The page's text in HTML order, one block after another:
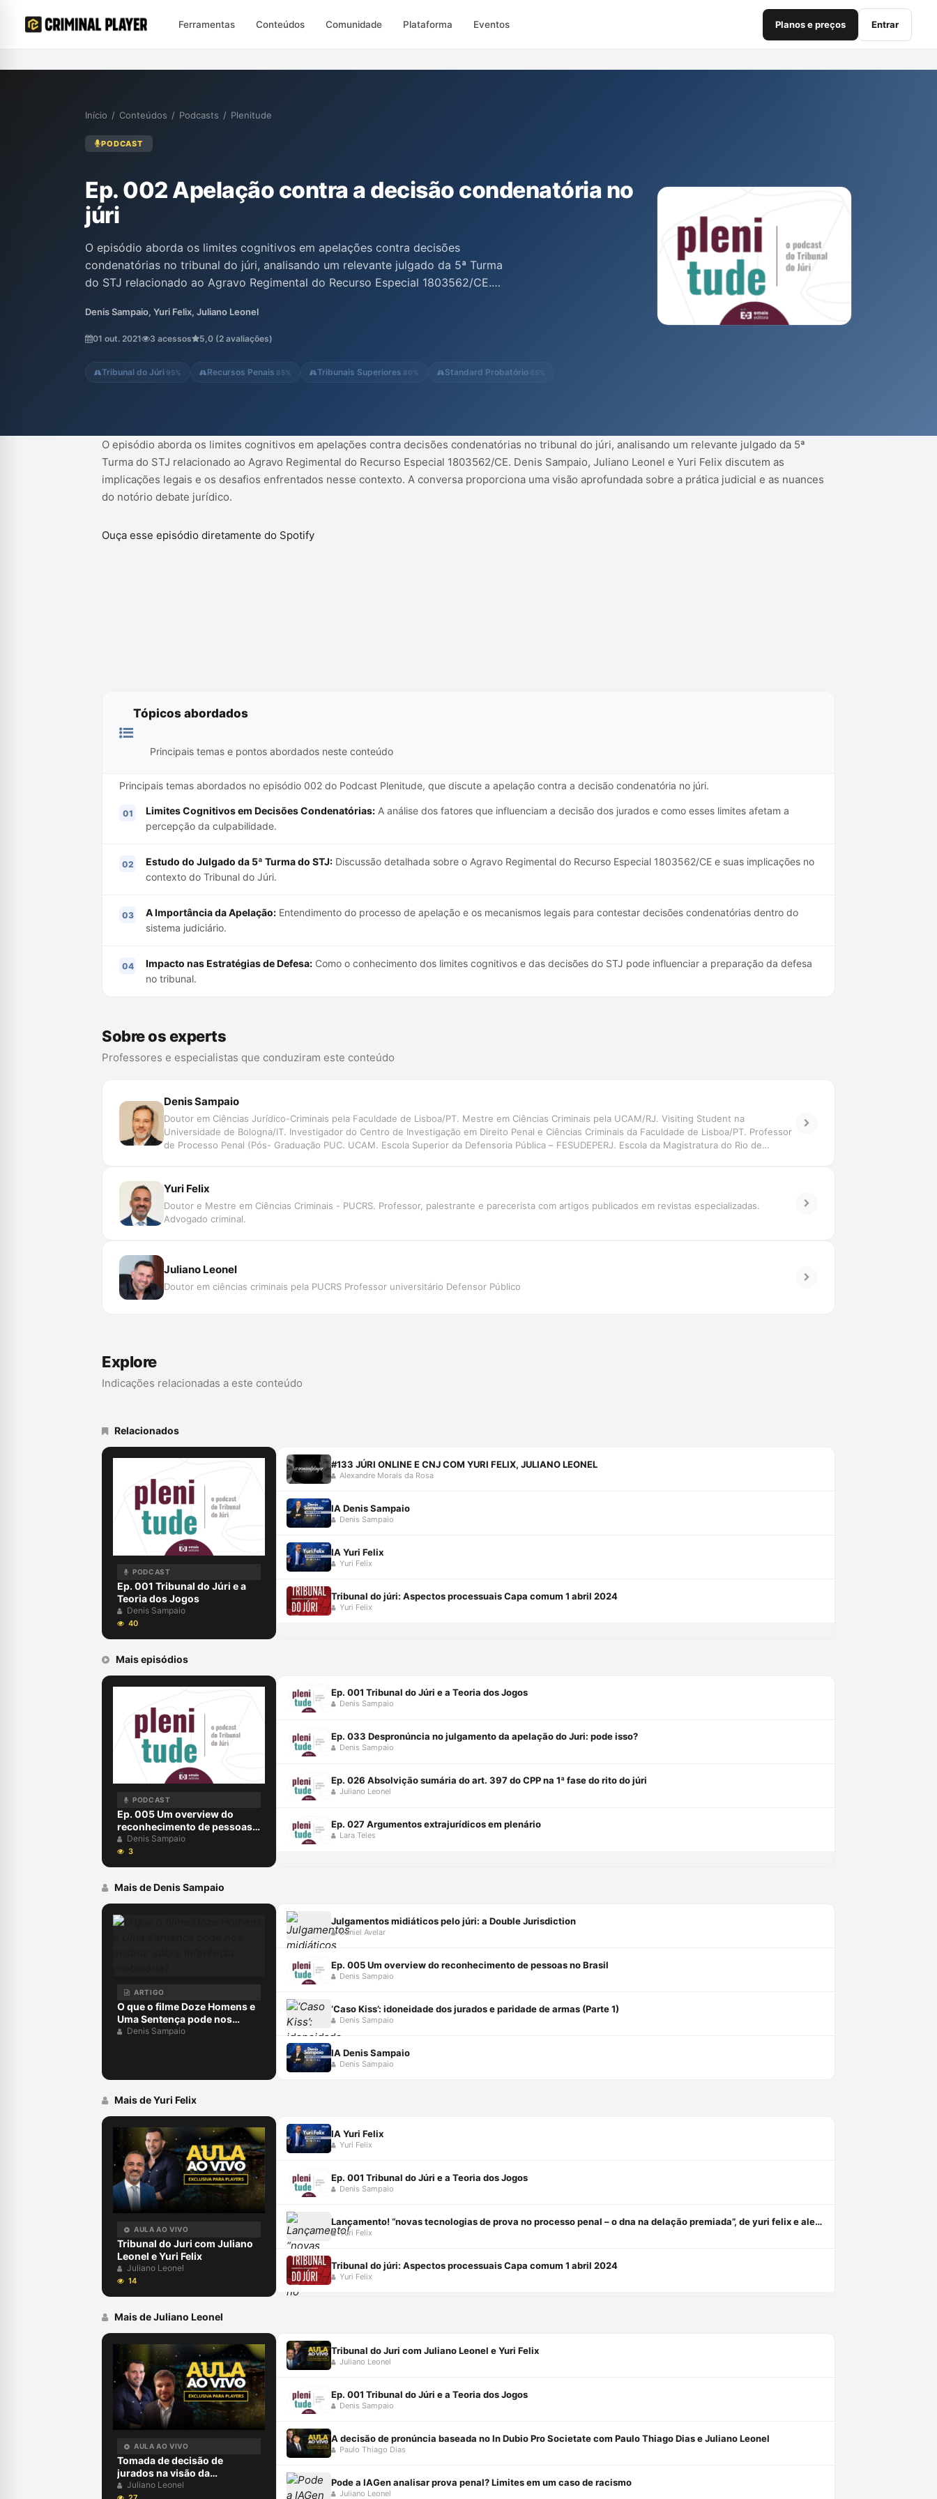
Ferramentas Conteúdos Comunidade Plataforma Eventos Planos e preços Entrar
Início / Conteúdos / Podcasts / Plenitude
PODCAST
Ep. 002 Apelação contra a decisão condenatória no
júri
O episódio aborda os limites cognitivos em apelações contra decisões
condenatórias no tribunal do júri, analisando um relevante julgado da 5ª Turma
do STJ relacionado ao Agravo Regimental do Recurso Especial 1803562/CE.
desafios enfrentados nesse contexto. A conversa proporciona uma visão
aprofundada sobre a prática judicial e as nuances do notório debate jurídico.
Denis Sampaio, Yuri Felix, Juliano Leonel
01 out. 2021 3 acessos 5,0 (2 avaliações)
Tribunal do Júri 95% Recursos Penais 85% Tribunais Superiores 80% Standard Probatório 65%
O episódio aborda os limites cognitivos em apelações contra decisões condenatórias no tribunal do júri, analisando um relevante julgado da 5ª
Turma do STJ relacionado ao Agravo Regimental do Recurso Especial 1803562/CE. Denis Sampaio, Juliano Leonel e Yuri Felix discutem as
implicações legais e os desafios enfrentados nesse contexto. A conversa proporciona uma visão aprofundada sobre a prática judicial e as nuances
do notório debate jurídico.
Ouça esse episódio diretamente do Spotify
Tópicos abordados
Principais temas e pontos abordados neste conteúdo
Principais temas abordados no episódio 002 do Podcast Plenitude, que discute a apelação contra a decisão condenatória no júri.
Limites Cognitivos em Decisões Condenatórias: A análise dos fatores que influenciam a decisão dos jurados e como esses limites afetam a
percepção da culpabilidade.
Estudo do Julgado da 5ª Turma do STJ: Discussão detalhada sobre o Agravo Regimental do Recurso Especial 1803562/CE e suas implicações no
contexto do Tribunal do Júri.
A Importância da Apelação: Entendimento do processo de apelação e os mecanismos legais para contestar decisões condenatórias dentro do
sistema judiciário.
Impacto nas Estratégias de Defesa: Como o conhecimento dos limites cognitivos e das decisões do STJ pode influenciar a preparação da defesa
no tribunal.
Sobre os experts
Professores e especialistas que conduziram este conteúdo
Denis Sampaio
Doutor em Ciências Jurídico-Criminais pela Faculdade de Lisboa/PT. Mestre em Ciências Criminais pela UCAM/RJ. Visiting Student na
Universidade de Bologna/IT. Investigador do Centro de Investigação em Direito Penal e Ciências Criminais da Faculdade de Lisboa/PT. Professor
de Processo Penal (Pós- Graduação PUC. UCAM. Escola Superior da Defensoria Pública – FESUDEPERJ. Escola da Magistratura do Rio de
Yuri Felix
Doutor e Mestre em Ciências Criminais - PUCRS. Professor, palestrante e parecerista com artigos publicados em revistas especializadas.
Advogado criminal.
Juliano Leonel
Doutor em ciências criminais pela PUCRS Professor universitário Defensor Público
Explore
Indicações relacionadas a este conteúdo
Relacionados
PODCAST
Ep. 001 Tribunal do Júri e a
Teoria dos Jogos
Denis Sampaio
40
#133 JÚRI ONLINE E CNJ COM YURI FELIX, JULIANO LEONEL
Alexandre Morais da Rosa
IA Denis Sampaio
Denis Sampaio
IA Yuri Felix
Yuri Felix
Tribunal do júri: Aspectos processuais Capa comum 1 abril 2024
Yuri Felix
Mais episódios
PODCAST
Ep. 005 Um overview do
reconhecimento de pessoas
no Brasil
Denis Sampaio
3
Ep. 001 Tribunal do Júri e a Teoria dos Jogos
Denis Sampaio
Ep. 033 Despronúncia no julgamento da apelação do Juri: pode isso?
Denis Sampaio
Ep. 026 Absolvição sumária do art. 397 do CPP na 1ª fase do rito do júri
Juliano Leonel
Ep. 027 Argumentos extrajurídicos em plenário
Lara Teles
Mais de Denis Sampaio
ARTIGO
O que o filme Doze Homens e
Uma Sentença pode nos
ensinar sobre inferência
Denis Sampaio
Julgamentos midiáticos pelo júri: a Double Jurisdiction
Daniel Avelar
Ep. 005 Um overview do reconhecimento de pessoas no Brasil
Denis Sampaio
‘Caso Kiss’: idoneidade dos jurados e paridade de armas (Parte 1)
Denis Sampaio
IA Denis Sampaio
Denis Sampaio
Mais de Yuri Felix
AULA AO VIVO
Tribunal do Juri com Juliano
Leonel e Yuri Felix
Juliano Leonel
14
IA Yuri Felix
Yuri Felix
Ep. 001 Tribunal do Júri e a Teoria dos Jogos
Denis Sampaio
Lançamento! “novas tecnologias de prova no processo penal – o dna na delação premiada”, de yuri felix e alexandre morais da rosa
Yuri Felix
Tribunal do júri: Aspectos processuais Capa comum 1 abril 2024
Yuri Felix
Mais de Juliano Leonel
AULA AO VIVO
Tomada de decisão de
jurados na visão da
Psicologia Forense com
Juliano Leonel
Tribunal do Juri com Juliano Leonel e Yuri Felix
Juliano Leonel
Ep. 001 Tribunal do Júri e a Teoria dos Jogos
Denis Sampaio
A decisão de pronúncia baseada no In Dubio Pro Societate com Paulo Thiago Dias e Juliano Leonel
Paulo Thiago Dias
Pode a IAGen analisar prova penal? Limites em um caso de racismo
Juliano Leonel